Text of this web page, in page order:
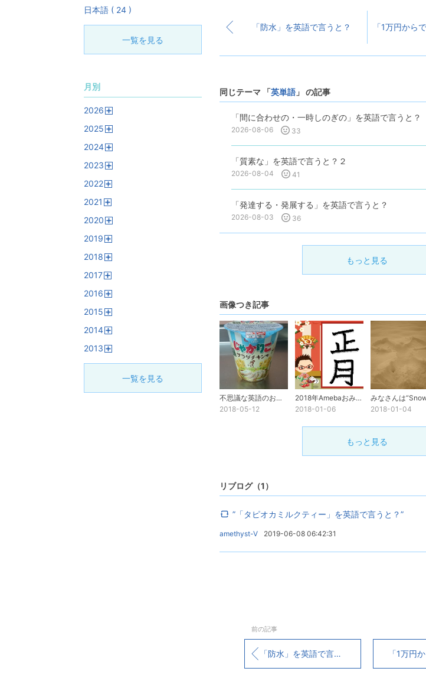
「防水」を英語で言うと？
同じテーマ 「英単語 」 の記事
「間に合わせの・一時しのぎの」を英語で言うと？
2026-08-06 33
「質素な」を英語で言うと？２
2026-08-04 41
「発達する・発展する」を英語で言うと？
2026-08-03 36
もっと見る
画像つき記事
不思議な英語のお菓子
2018-05-12
2018年Amebaおみくじ
2018-01-06
2018-01-04
もっと見る
リブログ（1）
”「タピオカミルクティー」を英語で言うと？”
amethyst-V 2019-06-08 06:42:31
前の記事
「防水」を英語で言うと？
日本語 ( 24 )
一覧を見る
月別
2026
2025
2024
2023
2022
2021
2020
2019
2018
2017
2016
2015
2014
2013
一覧を見る